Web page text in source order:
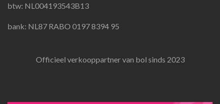
btw: NL004193543B13
bank: NL87 RABO 0197 8394 95
Officieel verkooppartner van bol sinds 2023